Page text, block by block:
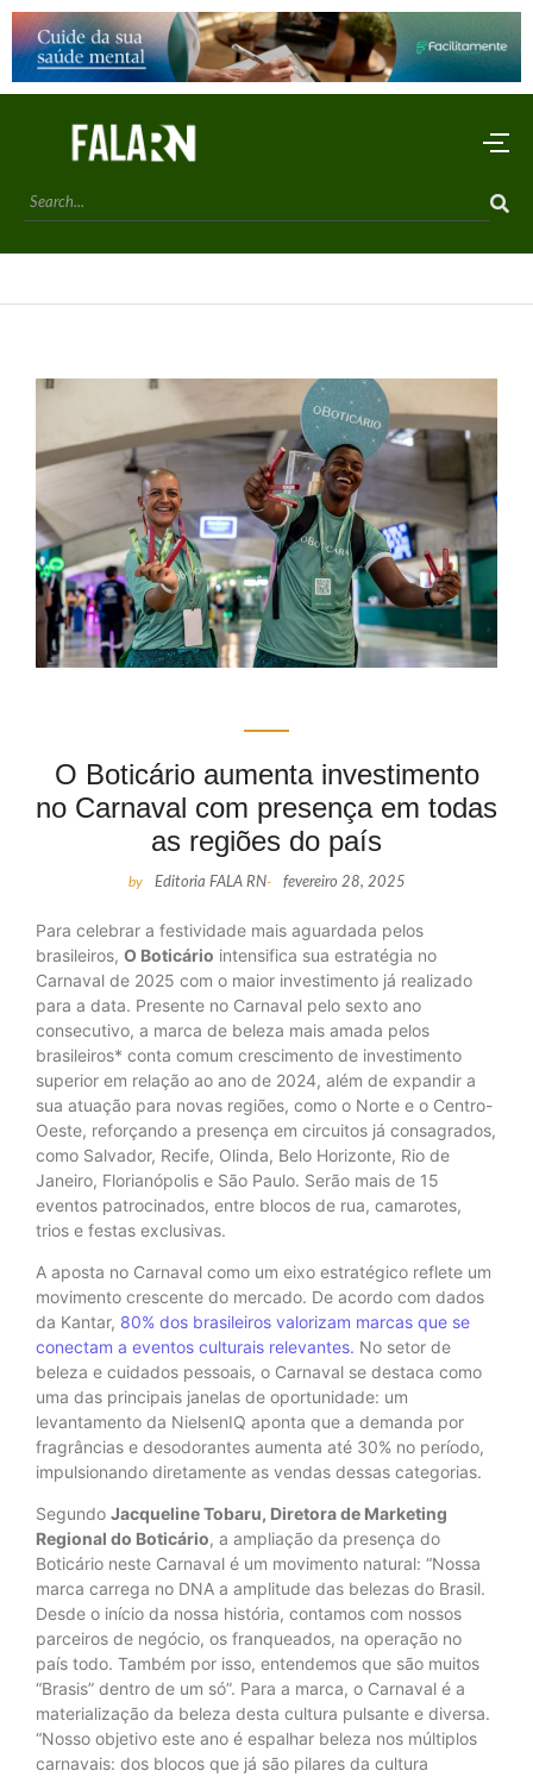
O Boticário aumenta investimento
no Carnaval com presença em todas
as regiões do país
by Editoria FALA RN- fevereiro 28, 2025
Para celebrar a festividade mais aguardada pelos
brasileiros, O Boticário intensifica sua estratégia no
Carnaval de 2025 com o maior investimento já realizado
para a data. Presente no Carnaval pelo sexto ano
consecutivo, a marca de beleza mais amada pelos
brasileiros* conta comum crescimento de investimento
superior em relação ao ano de 2024, além de expandir a
sua atuação para novas regiões, como o Norte e o Centro-
Oeste, reforçando a presença em circuitos já consagrados,
como Salvador, Recife, Olinda, Belo Horizonte, Rio de
Janeiro, Florianópolis e São Paulo. Serão mais de 15
eventos patrocinados, entre blocos de rua, camarotes,
trios e festas exclusivas.
A aposta no Carnaval como um eixo estratégico reflete um
movimento crescente do mercado. De acordo com dados
da Kantar, 80% dos brasileiros valorizam marcas que se
conectam a eventos culturais relevantes. No setor de
beleza e cuidados pessoais, o Carnaval se destaca como
uma das principais janelas de oportunidade: um
levantamento da NielsenIQ aponta que a demanda por
fragrâncias e desodorantes aumenta até 30% no período,
impulsionando diretamente as vendas dessas categorias.
Segundo Jacqueline Tobaru, Diretora de Marketing
Regional do Boticário, a ampliação da presença do
Boticário neste Carnaval é um movimento natural: “Nossa
marca carrega no DNA a amplitude das belezas do Brasil.
Desde o início da nossa história, contamos com nossos
parceiros de negócio, os franqueados, na operação no
país todo. Também por isso, entendemos que são muitos
“Brasis” dentro de um só”. Para a marca, o Carnaval é a
materialização da beleza desta cultura pulsante e diversa.
“Nosso objetivo este ano é espalhar beleza nos múltiplos
carnavais: dos blocos que já são pilares da cultura